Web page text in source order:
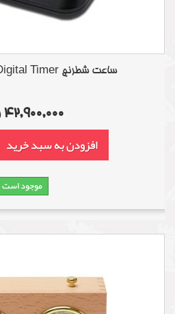
ساعت شطرنج Chess Clock Digital Timer
42,900,000 ریال
افزودن به سبد خرید
موجود است